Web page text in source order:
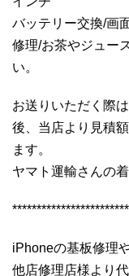
バッテリー交換/画
修理/お茶やジュー
い。
お送りいただく際
後、当店より見積
ます。
ヤマト運輸さんの
iPhoneの基板修理
他店修理店様より